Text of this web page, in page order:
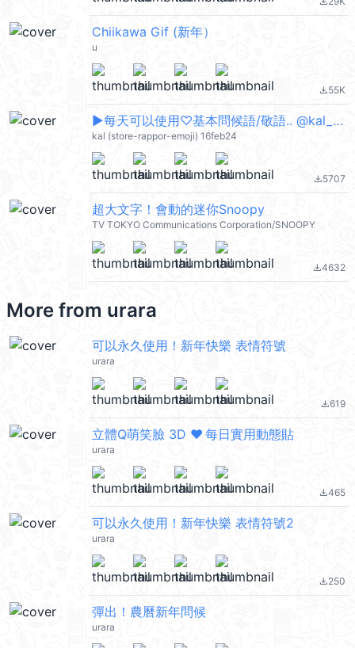
Chiikawa Gif (新年）
u
file_download55K
▶︎每天可以使用♡基本問候語/敬語.. @kal_pc
kal (store-rappor-emoji) 16feb24
file_download5707
超大文字！會動的迷你Snoopy
TV TOKYO Communications Corporation/SNOOPY
file_download4632
More from urara
可以永久使用！新年快樂 表情符號
urara
file_download619
立體Q萌笑臉 3D ❤ 每日實用動態貼
urara
file_download465
可以永久使用！新年快樂 表情符號2
urara
file_download250
彈出！農曆新年問候
urara